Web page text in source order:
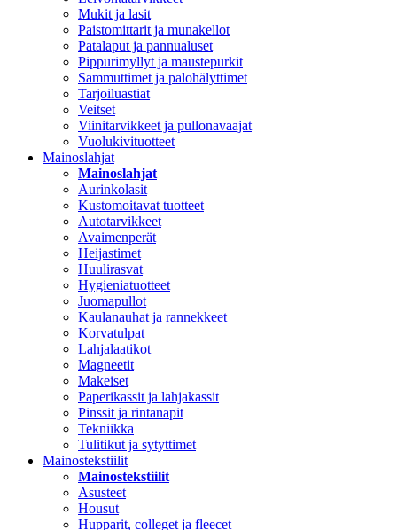
Mukit ja lasit
Paistomittarit ja munakellot
Patalaput ja pannualuset
Pippurimyllyt ja maustepurkit
Sammuttimet ja palohälyttimet
Tarjoiluastiat
Veitset
Viinitarvikkeet ja pullonavaajat
Vuolukivituotteet
Mainoslahjat
Mainoslahjat
Aurinkolasit
Kustomoitavat tuotteet
Autotarvikkeet
Avaimenperät
Heijastimet
Huulirasvat
Hygieniatuotteet
Juomapullot
Kaulanauhat ja rannekkeet
Korvatulpat
Lahjalaatikot
Magneetit
Makeiset
Paperikassit ja lahjakassit
Pinssit ja rintanapit
Tekniikka
Tulitikut ja sytyttimet
Mainostekstiilit
Mainostekstiilit
Asusteet
Housut
Hupparit, colleget ja fleecet